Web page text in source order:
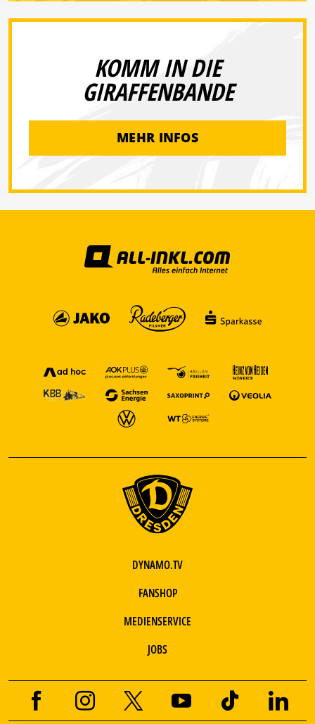
KOMM IN DIE
GIRAFFENBANDE
MEHR INFOS
DYNAMO.TV
FANSHOP
MEDIENSERVICE
JOBS